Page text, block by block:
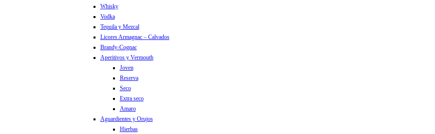
Whisky
Vodka
Tequila y Mezcal
Licores Armagnac – Calvados
Brandy-Cognac
Aperitivos y Vermouth
Joven
Reserva
Seco
Extra seco
Amaro
Aguardientes y Orujos
Hierbas